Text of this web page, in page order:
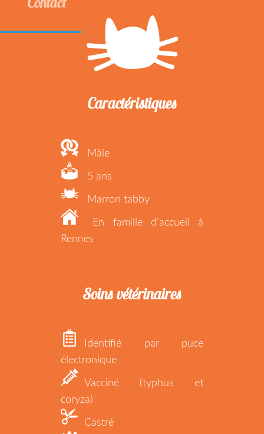
Caractéristiques
Mâle
5 ans
Marron tabby
En famille d'accueil à
Rennes
Soins vétérinaires
Identifié par puce
électronique
Vacciné (typhus et
coryza)
Castré